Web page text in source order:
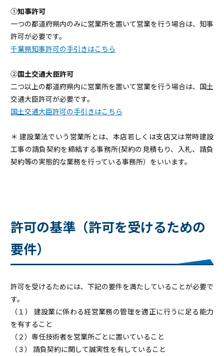
①知事許可
一つの都道府県内のみに営業所を置いて営業を行う場合は、知事
許可が必要です。
千葉県知事許可の手引きはこちら
②国土交通大臣許可
二つ以上の都道府県内に営業所を置いて営業を行う場合は、国土
交通大臣許可が必要です。
国土交通大臣許可の手引きはこちら
＊ 建設業法でいう営業所とは、本店若しくは支店又は常時建設
工事の請負契約を締結する事務所(契約の見積もり、入札、請負
契約等の実態的な業務を行っている事務所）をいいます。
許可の基準（許可を受けるための
要件）
許可を受けるためには、下記の要件を満たしていることが必要で
す。
（１） 建設業に係わる経営業務の管理を適正に行うに足る能力
を有すること
（２）専任技術者を営業所ごとに置いていること
（３） 請負契約に関して誠実性を有していること